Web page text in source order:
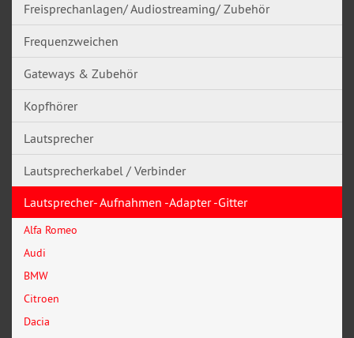
Freisprechanlagen/ Audiostreaming/ Zubehör
Frequenzweichen
Gateways & Zubehör
Kopfhörer
Lautsprecher
Lautsprecherkabel / Verbinder
Lautsprecher- Aufnahmen -Adapter -Gitter
Alfa Romeo
Audi
BMW
Citroen
Dacia